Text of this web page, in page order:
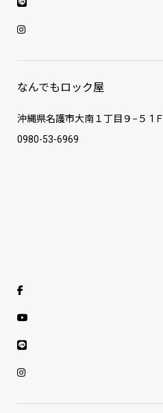
なんでもロック屋
沖縄県名護市大南１丁目９−５ 1Ｆ
0980-53-6969